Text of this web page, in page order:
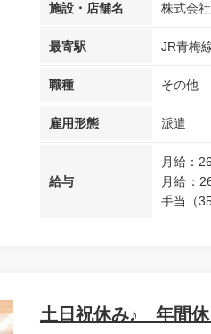
施設・店舗名 株式会
最寄駅 JR青梅
職種 その他
雇用形態 派遣
給与
月給：
月給：
手当（
土日祝休み♪ 年間